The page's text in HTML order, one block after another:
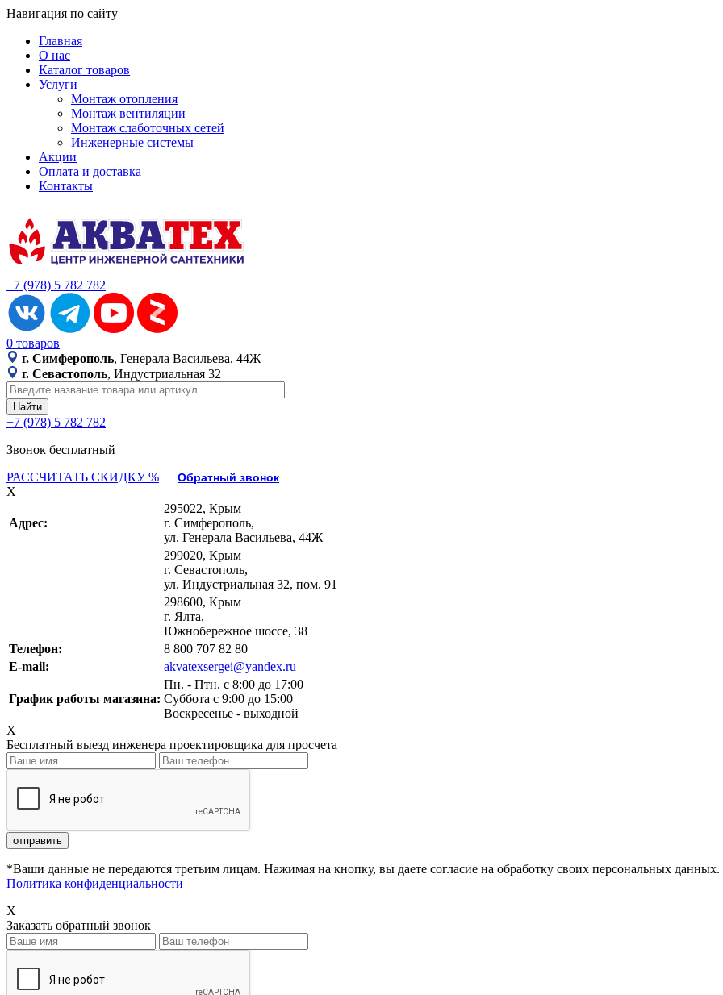
Навигация по сайту
Главная
О нас
Каталог товаров
Услуги
Монтаж отопления
Монтаж вентиляции
Монтаж слаботочных сетей
Инженерные системы
Акции
Оплата и доставка
Контакты
+7 (978) 5 782 782
0 товаров
г. Симферополь, Генерала Васильева, 44Ж
г. Севастополь, Индустриальная 32
+7 (978) 5 782 782
Звонок бесплатный
РАССЧИТАТЬ СКИДКУ %
Обратный звонок
X
Адрес:
295022, Крым
г. Симферополь,
ул. Генерала Васильева, 44Ж
299020, Крым
г. Севастополь,
ул. Индустриальная 32, пом. 91
298600, Крым
г. Ялта,
Южнобережное шоссе, 38
Телефон:
8 800 707 82 80
E-mail:
akvatexsergei@yandex.ru
График работы магазина:
Пн. - Птн. с 8:00 до 17:00
Суббота с 9:00 до 15:00
Воскресенье - выходной
X
Бесплатный выезд инженера проектировщика для просчета
*Ваши данные не передаются третьим лицам. Нажимая на кнопку, вы даете согласие на обработку своих персональных данных.
Политика конфиденциальности
X
Заказать обратный звонок